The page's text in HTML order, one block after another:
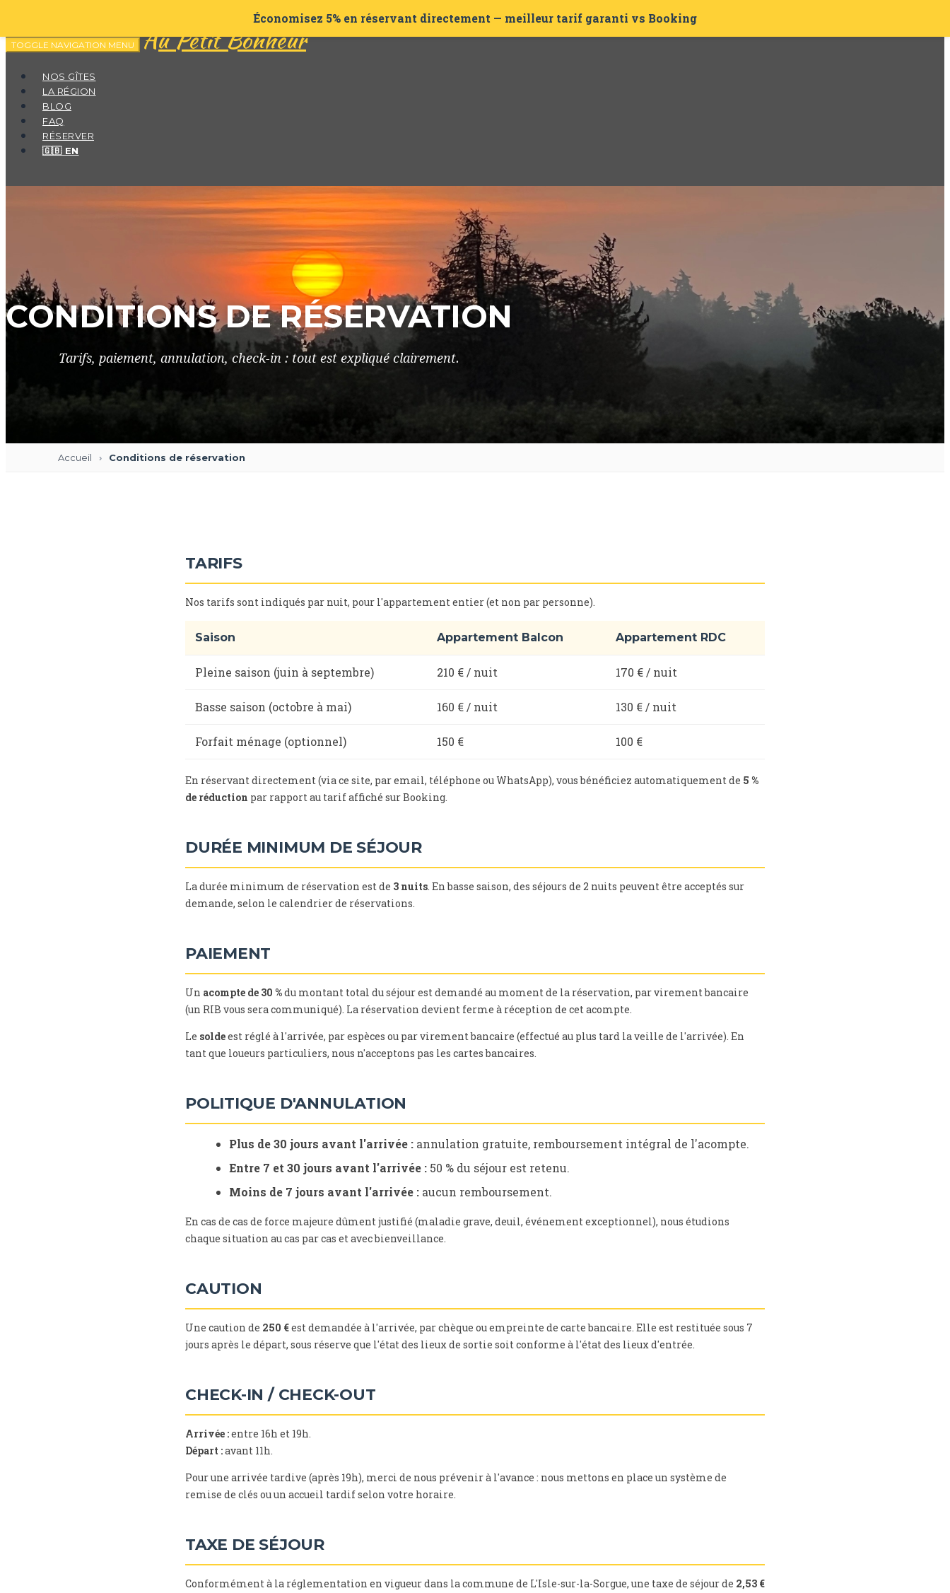
Économisez 5% en réservant directement — meilleur tarif garanti vs Booking
TOGGLE NAVIGATION MENU Au Petit Bonheur
NOS GÎTES
LA RÉGION
BLOG
FAQ
RÉSERVER
🇬🇧 EN
CONDITIONS DE RÉSERVATION
Tarifs, paiement, annulation, check-in : tout est expliqué clairement.
Accueil Conditions de réservation
TARIFS
Nos tarifs sont indiqués par nuit, pour l'appartement entier (et non par personne).
Saison Appartement Balcon Appartement RDC
Pleine saison (juin à septembre) 210 € / nuit 170 € / nuit
Basse saison (octobre à mai) 160 € / nuit 130 € / nuit
Forfait ménage (optionnel) 150 € 100 €
En réservant directement (via ce site, par email, téléphone ou WhatsApp), vous bénéficiez automatiquement de 5 %
de réduction par rapport au tarif affiché sur Booking.
DURÉE MINIMUM DE SÉJOUR
La durée minimum de réservation est de 3 nuits. En basse saison, des séjours de 2 nuits peuvent être acceptés sur
demande, selon le calendrier de réservations.
PAIEMENT
Un acompte de 30 %du montant total du séjour est demandé au moment de la réservation, par virement bancaire
(un RIB vous sera communiqué). La réservation devient ferme à réception de cet acompte.
Le soldeest réglé à l'arrivée, par espèces ou par virement bancaire (effectué au plus tard la veille de l'arrivée). En
tant que loueurs particuliers, nous n'acceptons pas les cartes bancaires.
POLITIQUE D'ANNULATION
Plus de 30 jours avant l'arrivée : annulation gratuite, remboursement intégral de l'acompte.
Entre 7 et 30 jours avant l'arrivée : 50 % du séjour est retenu.
Moins de 7 jours avant l'arrivée : aucun remboursement.
En cas de cas de force majeure dûment justifié (maladie grave, deuil, événement exceptionnel), nous étudions
chaque situation au cas par cas et avec bienveillance.
CAUTION
Une caution de 250 €est demandée à l'arrivée, par chèque ou empreinte de carte bancaire. Elle est restituée sous 7
jours après le départ, sous réserve que l'état des lieux de sortie soit conforme à l'état des lieux d'entrée.
CHECK-IN / CHECK-OUT
Arrivée :entre 16h et 19h.
Départ :avant 11h.
Pour une arrivée tardive (après 19h), merci de nous prévenir à l'avance : nous mettons en place un système de
remise de clés ou un accueil tardif selon votre horaire.
TAXE DE SÉJOUR
Conformément à la réglementation en vigueur dans la commune de L'Isle-sur-la-Sorgue, une taxe de séjour de 2,53 €